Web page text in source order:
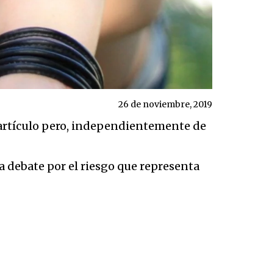
26 de noviembre, 2019
pero, independientemente de
debate por el riesgo que representa